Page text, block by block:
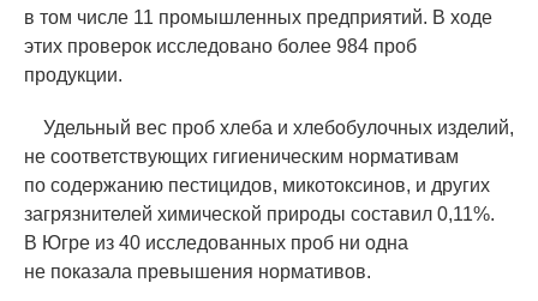
в том числе 11 промышленных предприятий. В ходе
этих проверок исследовано более 984 проб
продукции.
Удельный вес проб хлеба и хлебобулочных изделий,
не соответствующих гигиеническим нормативам
по содержанию пестицидов, микотоксинов, и других
загрязнителей химической природы составил 0,11%.
В Югре из 40 исследованных проб ни одна
не показала превышения нормативов.